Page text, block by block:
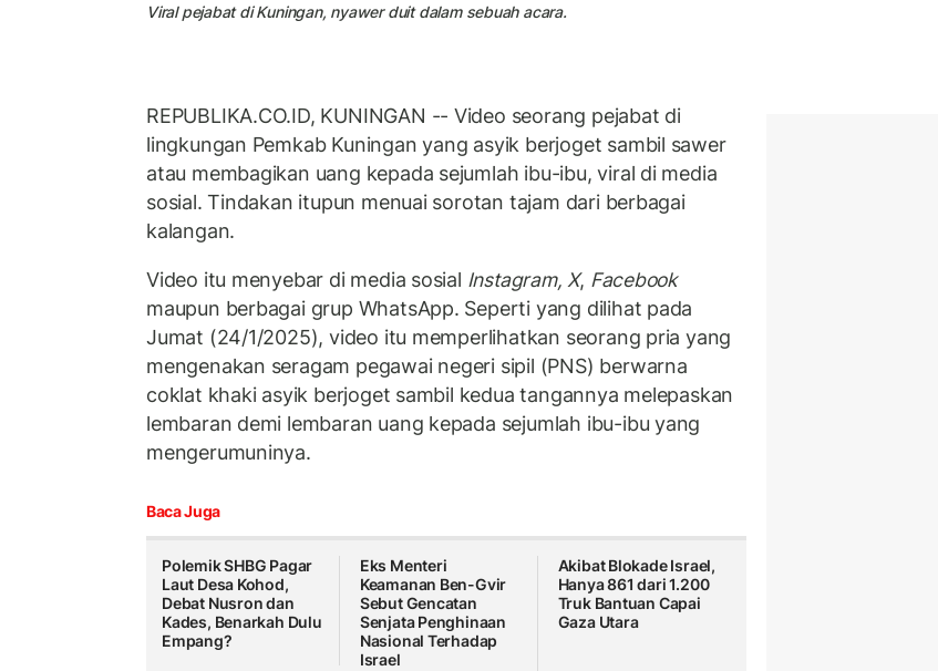
Viral pejabat di Kuningan, nyawer duit dalam sebuah acara.
REPUBLIKA.CO.ID, KUNINGAN -- Video seorang pejabat di
lingkungan Pemkab Kuningan yang asyik berjoget sambil sawer
atau membagikan uang kepada sejumlah ibu-ibu, viral di media
sosial. Tindakan itupun menuai sorotan tajam dari berbagai
kalangan.
Video itu menyebar di media sosial Instagram, X, Facebook
maupun berbagai grup WhatsApp. Seperti yang dilihat pada
Jumat (24/1/2025), video itu memperlihatkan seorang pria yang
mengenakan seragam pegawai negeri sipil (PNS) berwarna
coklat khaki asyik berjoget sambil kedua tangannya melepaskan
lembaran demi lembaran uang kepada sejumlah ibu-ibu yang
mengerumuninya.
Baca Juga
Polemik SHBG Pagar
Laut Desa Kohod,
Debat Nusron dan
Kades, Benarkah Dulu
Empang?
Eks Menteri
Keamanan Ben-Gvir
Sebut Gencatan
Senjata Penghinaan
Nasional Terhadap
Israel
Akibat Blokade Israel,
Hanya 861 dari 1.200
Truk Bantuan Capai
Gaza Utara